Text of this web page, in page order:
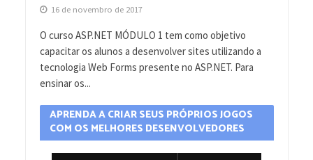
16 de novembro de 2017
O curso ASP.NET MÓDULO 1 tem como objetivo
capacitar os alunos a desenvolver sites utilizando a
tecnologia Web Forms presente no ASP.NET. Para
ensinar os...
APRENDA A CRIAR SEUS PRÓPRIOS JOGOS
COM OS MELHORES DESENVOLVEDORES